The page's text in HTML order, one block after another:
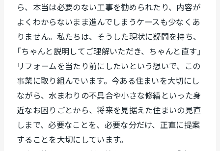
ら、本当は必要のない工事を勧められたり、内容が
よくわからないまま進んでしまうケースも少なくあ
りません。私たちは、そうした現状に疑問を持ち、
「ちゃんと説明してご理解いただき、ちゃんと直す」
リフォームを当たり前にしたいという想いで、この
事業に取り組んでいます。今ある住まいを大切にし
ながら、水まわりの不具合や小さな修繕といった身
近なお困りごとから、将来を見据えた住まいの見直
しまで、必要なことを、必要な分だけ、正直に提案
することを大切にしています。